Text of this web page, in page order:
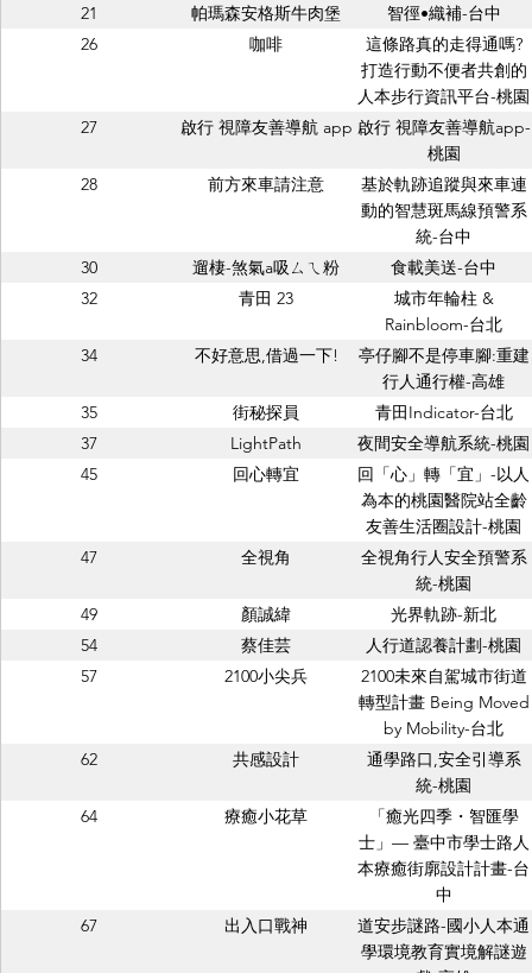
21
帕瑪森安格斯牛肉堡
智徑•織補-台中
26
咖啡
這條路真的走得通嗎?
打造行動不便者共創的
人本步行資訊平台-桃園
27
啟行 視障友善導航 app 啟行 視障友善導航app-
桃園
28
前方來車請注意
基於軌跡追蹤與來車連
動的智慧斑馬線預警系
統-台中
30
遛棲-煞氣a吸ㄙㄟ粉
食載美送-台中
32
青田 23
城市年輪柱 &
Rainbloom-台北
34
不好意思,借過一下!
亭仔腳不是停車腳:重建
行人通行權-高雄
35
街秘探員
青田Indicator-台北
37
LightPath
夜間安全導航系統-桃園
45
回心轉宜
回「心」轉「宜」-以人
為本的桃園醫院站全齡
友善生活圈設計-桃園
47
全視角
全視角行人安全預警系
統-桃園
49
顏誠緯
光界軌跡-新北
54
蔡佳芸
人行道認養計劃-桃園
57
2100小尖兵
2100未來自駕城市街道
轉型計畫 Being Moved
by Mobility-台北
62
共感設計
通學路口,安全引導系
統-桃園
64
療癒小花草
「癒光四季・智匯學
士」— 臺中市學士路人
本療癒街廓設計計畫-台
中
67
出入口戰神
道安步謎路-國小人本通
學環境教育實境解謎遊